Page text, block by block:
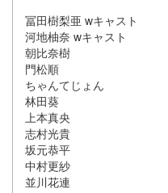
冨田樹梨亜 wキャスト
河地柚奈 wキャスト
朝比奈樹
門松順
ちゃんてじょん
林田葵
上本真央
志村光貴
坂元恭平
中村更紗
並川花連